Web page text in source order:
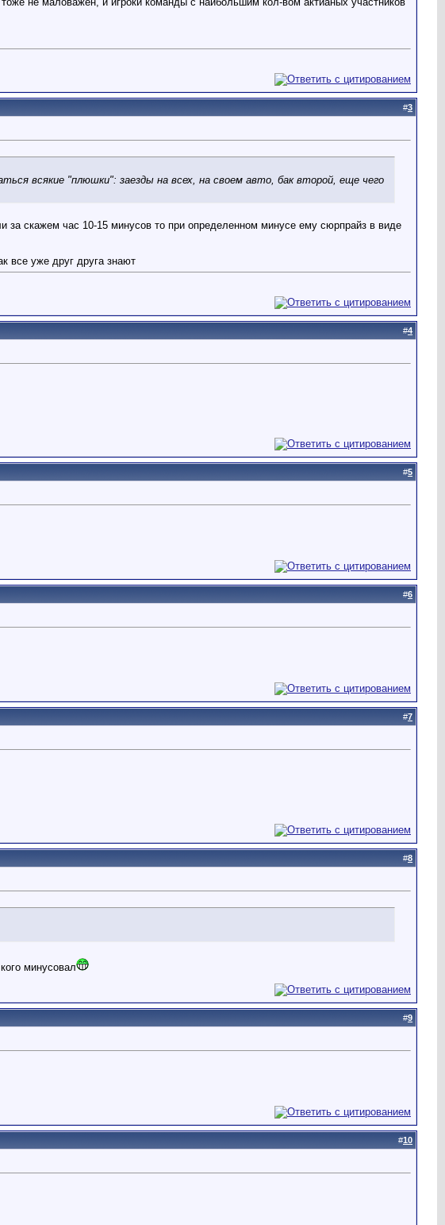
#3
всякие "плюшки": заезды на всех, на своем авто, бак второй, еще чего
скажем час 10-15 минусов то при определенном минусе ему сюрпрайз в виде
все уже друг друга знают
#4
#5
#6
#7
#8
минусовал
#9
#10